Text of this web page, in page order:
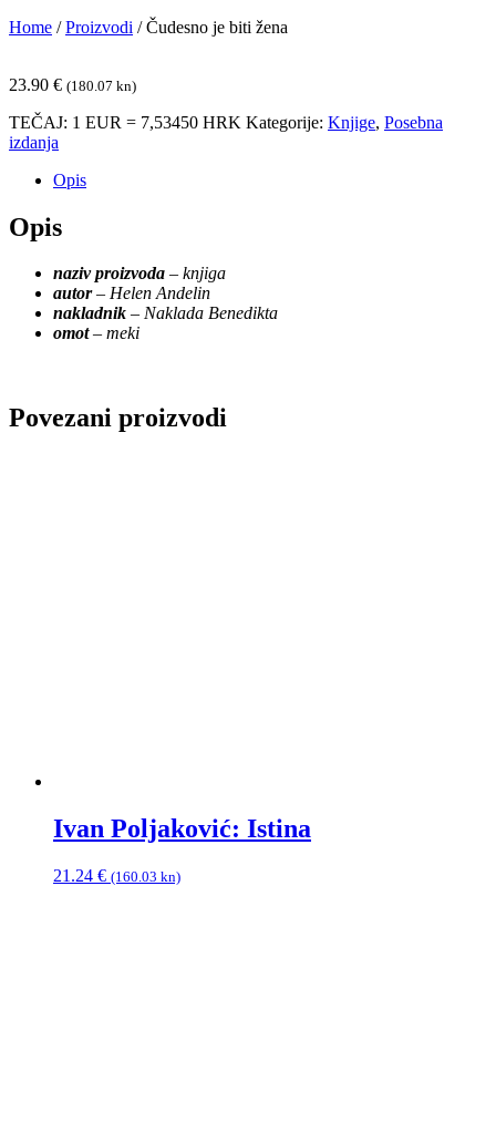
Home / Proizvodi / Čudesno je biti žena
23.90 € (180.07 kn)
TEČAJ: 1 EUR = 7,53450 HRK Kategorije: Knjige, Posebna
izdanja
Opis
Opis
naziv proizvoda – knjiga
autor– Helen Andelin
nakladnik – Naklada Benedikta
omot– meki
Povezani proizvodi
Ivan Poljaković: Istina
21.24 € (160.03 kn)